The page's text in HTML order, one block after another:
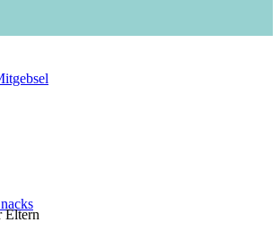
Eltern